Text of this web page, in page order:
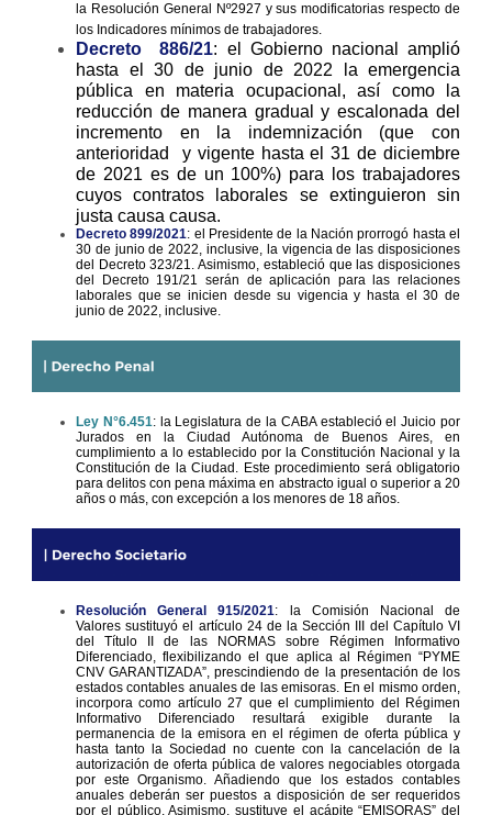
la Resolución General Nº2927 y sus modificatorias respecto de
los Indicadores mínimos de trabajadores.
Decreto 886/21: el Gobierno nacional amplió
hasta el 30 de junio de 2022 la emergencia
pública en materia ocupacional, así como la
reducción de manera gradual y escalonada del
incremento en la indemnización (que con
anterioridad y vigente hasta el 31 de diciembre
de 2021 es de un 100%) para los trabajadores
cuyos contratos laborales se extinguieron sin
justa causa causa.
Decreto 899/2021: el Presidente de la Nación prorrogó hasta el
30 de junio de 2022, inclusive, la vigencia de las disposiciones
del Decreto 323/21. Asimismo, estableció que las disposiciones
del Decreto 191/21 serán de aplicación para las relaciones
laborales que se inicien desde su vigencia y hasta el 30 de
junio de 2022, inclusive.
Ley N°6.451: la Legislatura de la CABA estableció el Juicio por
Jurados en la Ciudad Autónoma de Buenos Aires, en
cumplimiento a lo establecido por la Constitución Nacional y la
Constitución de la Ciudad. Este procedimiento será obligatorio
para delitos con pena máxima en abstracto igual o superior a 20
años o más, con excepción a los menores de 18 años.
Resolución General 915/2021: la Comisión Nacional de
Valores sustituyó el artículo 24 de la Sección III del Capítulo VI
del Título II de las NORMAS sobre Régimen Informativo
Diferenciado, flexibilizando el que aplica al Régimen “PYME
CNV GARANTIZADA”, prescindiendo de la presentación de los
estados contables anuales de las emisoras. En el mismo orden,
incorpora como artículo 27 que el cumplimiento del Régimen
Informativo Diferenciado resultará exigible durante la
permanencia de la emisora en el régimen de oferta pública y
hasta tanto la Sociedad no cuente con la cancelación de la
autorización de oferta pública de valores negociables otorgada
por este Organismo. Añadiendo que los estados contables
anuales deberán ser puestos a disposición de ser requeridos
por el público. Asimismo, sustituye el acápite “EMISORAS” del